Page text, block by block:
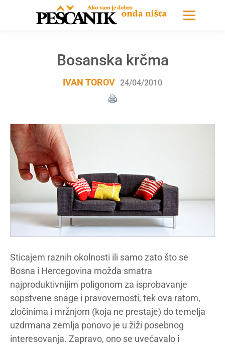
Bosanska krčma
IVAN TOROV 24/04/2010
Sticajem raznih okolnosti ili samo zato što se
Bosna i Hercegovina možda smatra
najproduktivnijim poligonom za isprobavanje
sopstvene snage i pravovernosti, tek ova ratom,
zločinima i mržnjom (koja ne prestaje) do temelja
uzdrmana zemlja ponovo je u žiži posebnog
interesovanja. Zapravo, ono se uvećavalo i